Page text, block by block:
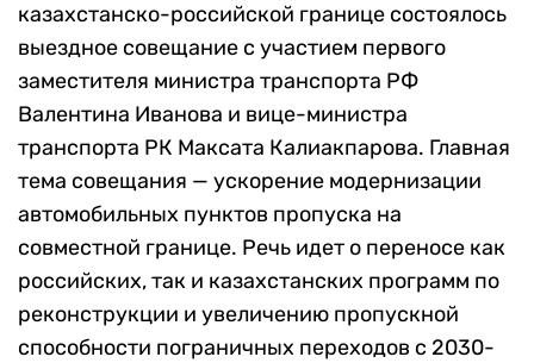
казахстанско-российской границе состоялось
выездное совещание с участием первого
заместителя министра транспорта РФ
Валентина Иванова и вице-министра
транспорта РК Максата Калиакпарова. Главная
тема совещания — ускорение модернизации
автомобильных пунктов пропуска на
совместной границе. Речь идет о переносе как
российских, так и казахстанских программ по
реконструкции и увеличению пропускной
способности пограничных переходов с 2030-